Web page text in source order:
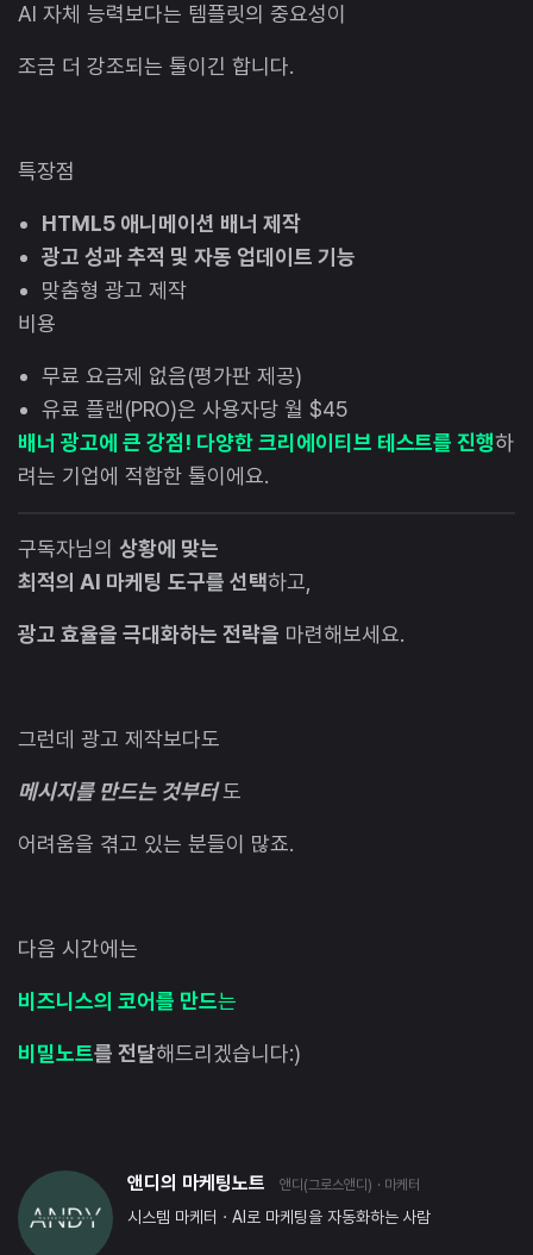
AI 자체 능력보다는 템플릿의 중요성이
조금 더 강조되는 툴이긴 합니다.
특장점
HTML5 애니메이션 배너 제작
광고 성과 추적 및 자동 업데이트 기능
맞춤형 광고 제작
비용
무료 요금제 없음(평가판 제공)
유료 플랜(PRO)은 사용자당 월 $45
배너 광고에 큰 강점! 다양한 크리에이티브 테스트를 진행하
려는 기업에 적합한 툴이에요.
구독자님의 상황에 맞는
최적의 AI 마케팅 도구를 선택하고,
광고 효율을 극대화하는 전략을 마련해보세요.
그런데 광고 제작보다도
메시지를 만드는 것부터도
어려움을 겪고 있는 분들이 많죠.
다음 시간에는
비즈니스의 코어를 만드는
비밀노트를 전달해드리겠습니다:)
앤디의 마케팅노트 앤디(그로스앤디) · 마케터
시스템 마케터 · AI로 마케팅을 자동화하는 사람